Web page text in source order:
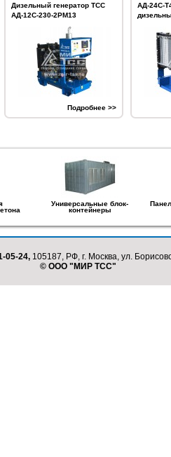
Дизельный генератор ТСС
АД-12С-230-2РМ13
Подробнее >>
АД-24С-
Универсальные блок-
контейнеры
05-24, 105187, РФ, г. Москва, ул.
© ООО "МИР ТСС"